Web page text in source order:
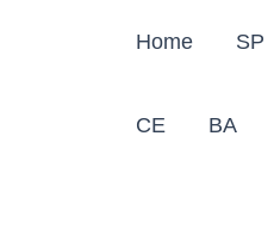
Home SP
CE BA